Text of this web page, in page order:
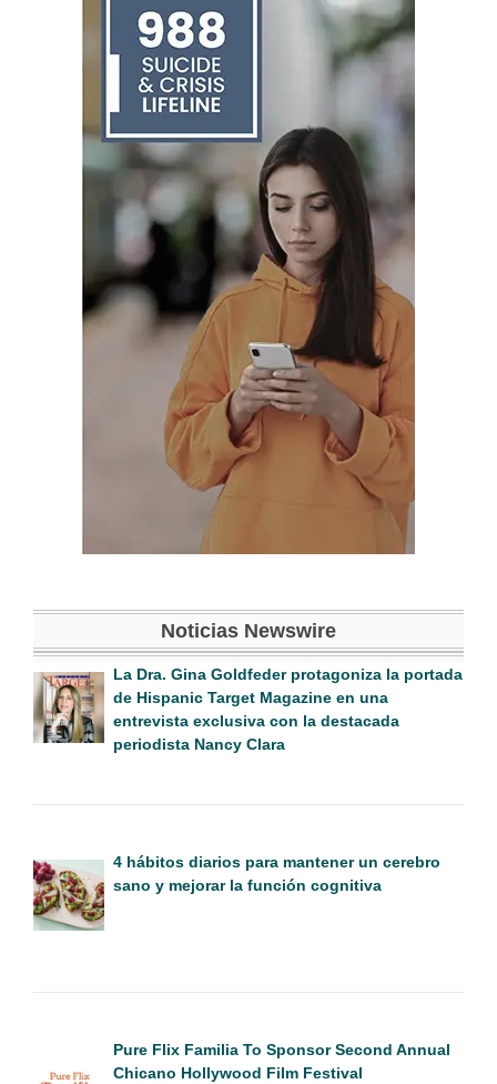
Noticias Newswire
La Dra. Gina Goldfeder protagoniza la portada
de Hispanic Target Magazine en una
entrevista exclusiva con la destacada
periodista Nancy Clara
4 hábitos diarios para mantener un cerebro
sano y mejorar la función cognitiva
Pure Flix Familia To Sponsor Second Annual
Chicano Hollywood Film Festival